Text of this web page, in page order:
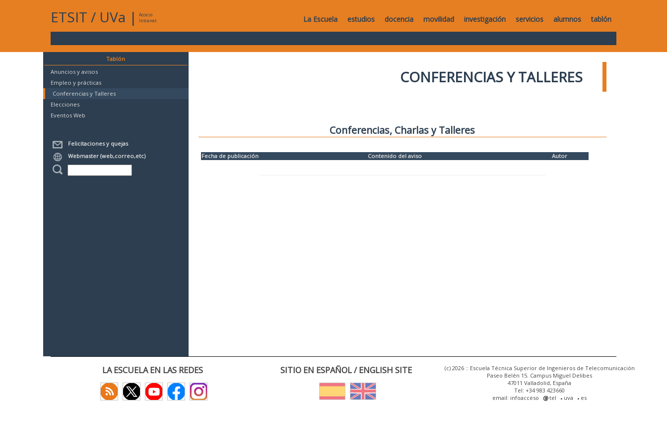
ETSIT / UVa |
Acceso
Intranet
La Escuela estudios docencia movilidad investigación servicios alumnos tablón
Tablón
Anuncios y avisos
Empleo y prácticas
Conferencias y Talleres
Elecciones
Eventos Web
Felicitaciones y quejas
Webmaster (web,correo,etc)
CONFERENCIAS Y TALLERES
Conferencias, Charlas y Talleres
Fecha de publicación Contenido del aviso Autor
LA ESCUELA EN LAS REDES SITIO EN ESPAÑOL / ENGLISH SITE
(c) 2026 :: Escuela Técnica Superior de Ingenieros de Telecomunicación
Paseo Belén 15. Campus Miguel Delibes
47011 Valladolid, España
Tel: +34 983 423660
email: infoacceso
tel uva es